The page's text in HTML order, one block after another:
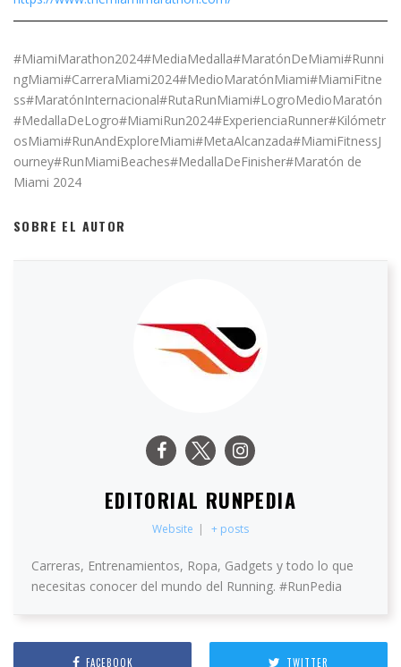
#MiamiMarathon2024#MediaMedalla#MaratónDeMiami#Runni
ngMiami#CarreraMiami2024#MedioMaratónMiami#MiamiFitne
ss#MaratónInternacional#RutaRunMiami#LogroMedioMaratón
#MedallaDeLogro#MiamiRun2024#ExperienciaRunner#Kilómetr
osMiami#RunAndExploreMiami#MetaAlcanzada#MiamiFitnessJ
ourney#RunMiamiBeaches#MedallaDeFinisher#Maratón de
Miami 2024
SOBRE EL AUTOR
EDITORIAL RUNPEDIA
Website | + posts
Carreras, Entrenamientos, Ropa, Gadgets y todo lo que
necesitas conocer del mundo del Running. #RunPedia
FACEBOOK TWITTER